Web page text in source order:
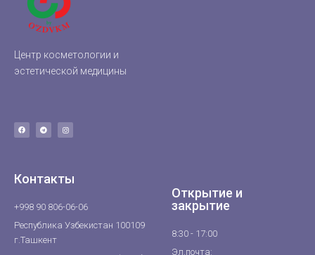
Центр косметологии и
эстетической медицины
Контакты
+998 90 806-06-06
Республика Узбекистан 100109
г.Ташкент
Открытие и
закрытие
8:30 - 17:00
Эл.почта: